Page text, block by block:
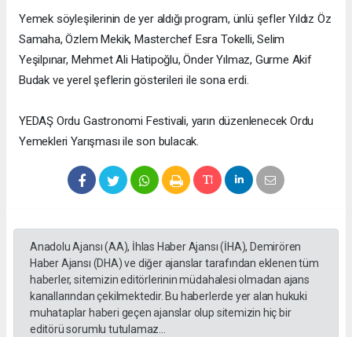
Yemek söyleşilerinin de yer aldığı program, ünlü şefler Yıldız Öz
Samaha, Özlem Mekik, Masterchef Esra Tokelli, Selim
Yeşilpınar, Mehmet Ali Hatipoğlu, Önder Yılmaz, Gurme Akif
Budak ve yerel şeflerin gösterileri ile sona erdi.
YEDAŞ Ordu Gastronomi Festivali, yarın düzenlenecek Ordu
Yemekleri Yarışması ile son bulacak.
Anadolu Ajansı (AA), İhlas Haber Ajansı (İHA), Demirören
Haber Ajansı (DHA) ve diğer ajanslar tarafından eklenen tüm
haberler, sitemizin editörlerinin müdahalesi olmadan ajans
kanallarından çekilmektedir. Bu haberlerde yer alan hukuki
muhataplar haberi geçen ajanslar olup sitemizin hiç bir
editörü sorumlu tutulamaz...